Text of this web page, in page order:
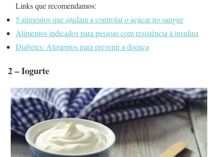
Links que recomendamos:
5 alimentos que ajudam a controlar o açúcar no sangue
Alimentos indicados para pessoas com resistência à insulina
Diabetes: Alimentos para prevenir a doença
2 – Iogurte